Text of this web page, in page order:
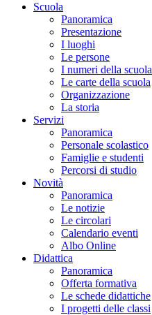
Scuola
Panoramica
Presentazione
I luoghi
Le persone
I numeri della scuola
Le carte della scuola
Organizzazione
La storia
Servizi
Panoramica
Personale scolastico
Famiglie e studenti
Percorsi di studio
Novità
Panoramica
Le notizie
Le circolari
Calendario eventi
Albo Online
Didattica
Panoramica
Offerta formativa
Le schede didattiche
I progetti delle classi